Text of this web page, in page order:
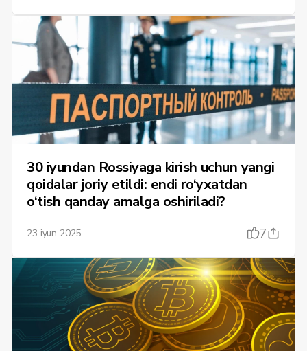
30 iyundan Rossiyaga kirish uchun yangi
qoidalar joriy etildi: endi ro‘yxatdan
o‘tish qanday amalga oshiriladi?
23 iyun 2025 7